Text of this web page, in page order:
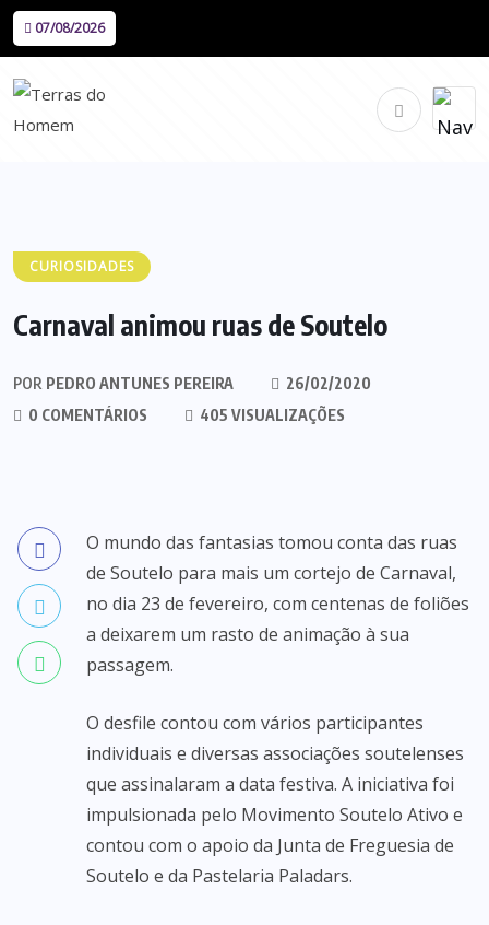
07/08/2026
CURIOSIDADES
Carnaval animou ruas de Soutelo
POR PEDRO ANTUNES PEREIRA
26/02/2020
0 COMENTÁRIOS
405 VISUALIZAÇÕES
O mundo das fantasias tomou conta das ruas
de Soutelo para mais um cortejo de Carnaval,
no dia 23 de fevereiro, com centenas de foliões
a deixarem um rasto de animação à sua
passagem.
O desfile contou com vários participantes
individuais e diversas associações soutelenses
que assinalaram a data festiva. A iniciativa foi
impulsionada pelo Movimento Soutelo Ativo e
contou com o apoio da Junta de Freguesia de
Soutelo e da Pastelaria Paladars.